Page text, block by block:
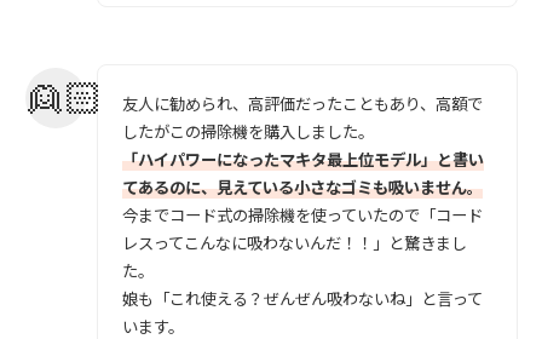
友人に勧められ、高評価だったこともあり、高額で
したがこの掃除機を購入しました。
「ハイパワーになったマキタ最上位モデル」と書い
てあるのに、見えている小さなゴミも吸いません。
今までコード式の掃除機を使っていたので「コード
レスってこんなに吸わないんだ！！」と驚きまし
た。
娘も「これ使える？ぜんぜん吸わないね」と言って
います。